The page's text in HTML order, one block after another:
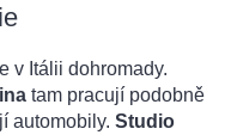
v Itálii dohromady.
tam pracují podobně
automobily. Studio